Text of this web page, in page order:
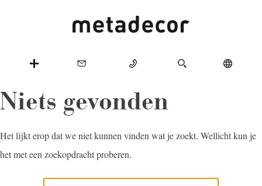
Niets gevonden
Het lijkt erop dat we niet kunnen vinden wat je zoekt. Wellicht kun je
het met een zoekopdracht proberen.